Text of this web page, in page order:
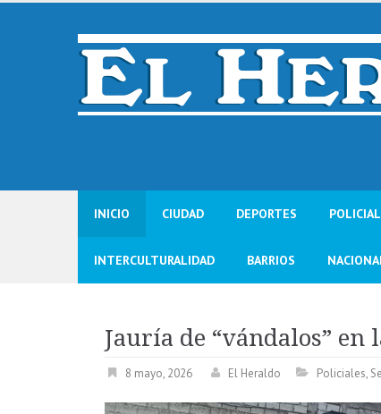
Skip
INICIO CIUDAD DEPORTES
INTERCULTURALIDAD BARRIOS
Jauría de “vándalos”
8 mayo, 2026 El Heraldo Policiales,